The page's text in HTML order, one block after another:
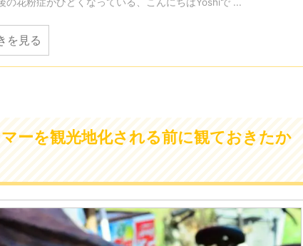
の花粉症がひどくなっている、こんにちはYoshiで ...
を見る
ーを観光地化される前に観ておきたか